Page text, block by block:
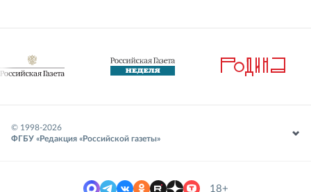
© 1998-2026
ФГБУ «Редакция «Российской газеты»
18+